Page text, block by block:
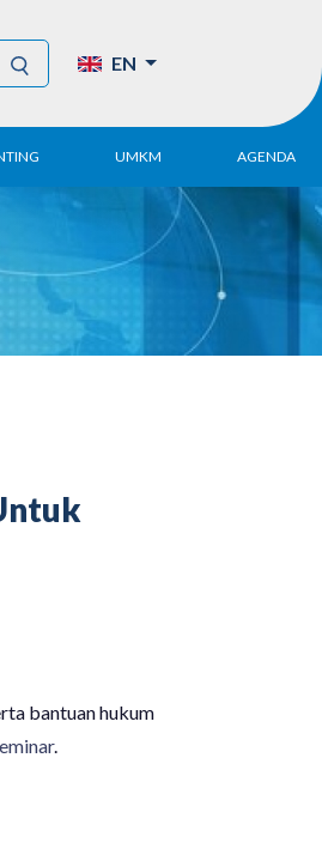
EN
UMKM
UMKM DPN Apindo
APINDO UMKM
DPN/DPP/DPK
Activity
AGENDA
bantuan hukum
.